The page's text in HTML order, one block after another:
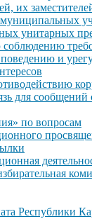
их
муниципальных
унитарных
и
для сообщений
по вопросам
Республики